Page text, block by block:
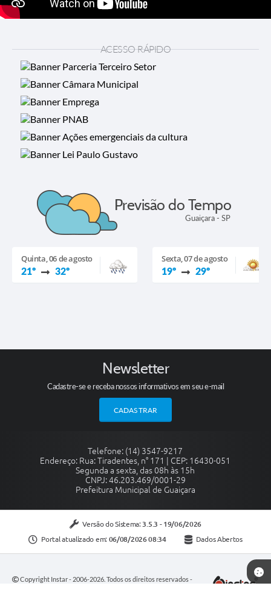
ACESSO RÁPIDO
Previsão do Tempo
Guaiçara - SP
Quinta, 06 de agosto
21º 32º
Sexta, 07 de agosto
19º 29º
Newsletter
Cadastre-se e receba nossos informativos em seu e-mail
CADASTRAR
Telefone: (14) 3547-9217
Endereço: Rua: Tiradentes, n° 171 | CEP: 16430-051
Segunda a sexta, das 08h às 15h
CNPJ: 46.203.469/0001-29
Prefeitura Municipal de Guaiçara
Versão do Sistema: 3.5.3 - 19/06/2026
Portal atualizado em: 06/08/2026 08:34 Dados Abertos
Copyright Instar - 2006-2026. Todos os direitos reservados -